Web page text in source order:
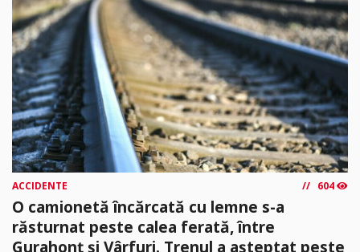
ACCIDENTE 604
O camionetă încărcată cu lemne s-a
răsturnat peste calea ferată, între
Gurahonț și Vârfuri. Trenul a așteptat peste